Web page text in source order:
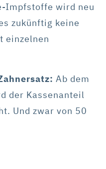
Impfstoffe wird neu
zukünftig keine
einzelnen
Ab dem
der Kassenanteil
Und zwar von 50